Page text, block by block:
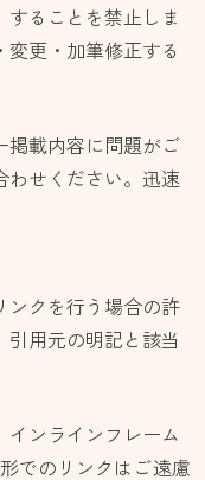
ることを禁止しま
更・加筆修正する
掲載内容に問題がご
わせください。迅速
ンクを行う場合の許
用元の明記と該当
ンラインフレーム
でのリンクはご遠慮